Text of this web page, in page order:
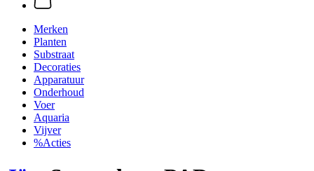
Merken
Planten
Substraat
Decoraties
Apparatuur
Onderhoud
Voer
Aquaria
Vijver
%Acties